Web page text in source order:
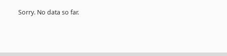
Sorry. No data so far.